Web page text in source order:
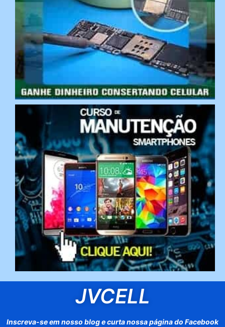
JVCELL
Inscreva-se em nosso blog e curta nossa página do Facebook